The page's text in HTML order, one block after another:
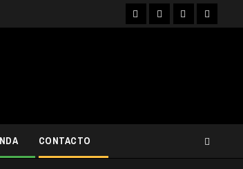
FacebookInstagram
YouTubeTwitter
CONTACTO